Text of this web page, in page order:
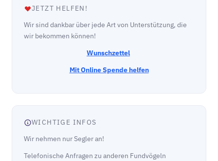
JETZT HELFEN!
Wir sind dankbar über jede Art von Unterstützung, die
wir bekommen können!
Wunschzettel
Mit Online Spende helfen
WICHTIGE INFOS
Wir nehmen nur Segler an!
Telefonische Anfragen zu anderen Fundvögeln